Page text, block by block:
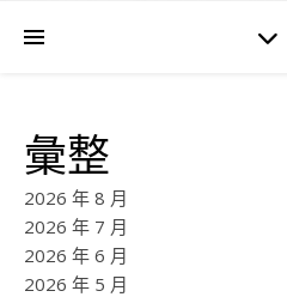
彙整
2026 年 8 月
2026 年 7 月
2026 年 6 月
2026 年 5 月